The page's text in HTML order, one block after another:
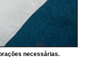
necessárias.